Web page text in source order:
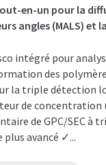
en-un pour la
angles (MALS) et
intégré pour
des
la triple détection
de concentration
de GPC/SEC à
avancé ✓...